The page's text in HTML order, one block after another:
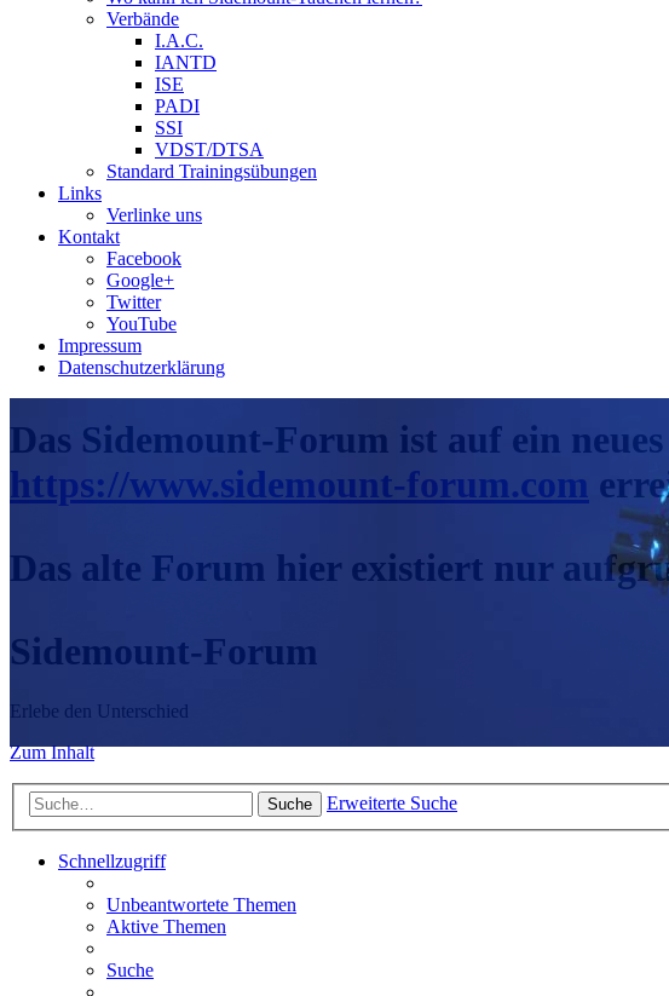
Verbände
I.A.C.
IANTD
ISE
PADI
SSI
VDST/DTSA
Standard Trainingsübungen
Links
Verlinke uns
Kontakt
Facebook
Google+
Twitter
YouTube
Impressum
Datenschutzerklärung
Das Sidemount-Forum ist auf ein
https://www.sidemount-forum.com
Das alte Forum hier existiert nur
Sidemount-Forum
Erlebe den Unterschied
Zum Inhalt
Suche Erweiterte Suche
Schnellzugriff
Unbeantwortete Themen
Aktive Themen
Suche